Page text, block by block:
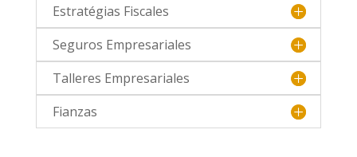
Estratégias Fiscales
Seguros Empresariales
Talleres Empresariales
Fianzas